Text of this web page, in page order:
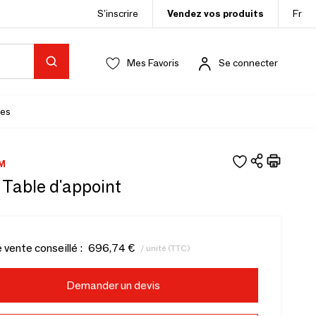
S’inscrire Vendez vos produits Fr
Mes Favoris Se connecter
d'appoint
vente conseillé : 696,74 € / unité (TTC)
Demander un devis